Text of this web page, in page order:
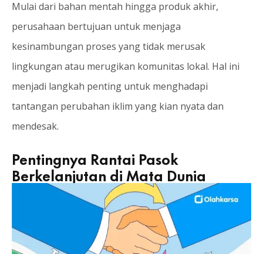
Mulai dari bahan mentah hingga produk akhir,
perusahaan bertujuan untuk menjaga
kesinambungan proses yang tidak merusak
lingkungan atau merugikan komunitas lokal. Hal ini
menjadi langkah penting untuk menghadapi
tantangan perubahan iklim yang kian nyata dan
mendesak.
Pentingnya Rantai Pasok
Berkelanjutan di Mata Dunia